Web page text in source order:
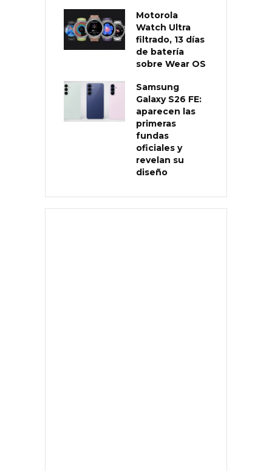
Motorola
Watch Ultra
filtrado, 13 días
de batería
sobre Wear OS
Samsung
Galaxy S26 FE:
aparecen las
primeras
fundas
oficiales y
revelan su
diseño